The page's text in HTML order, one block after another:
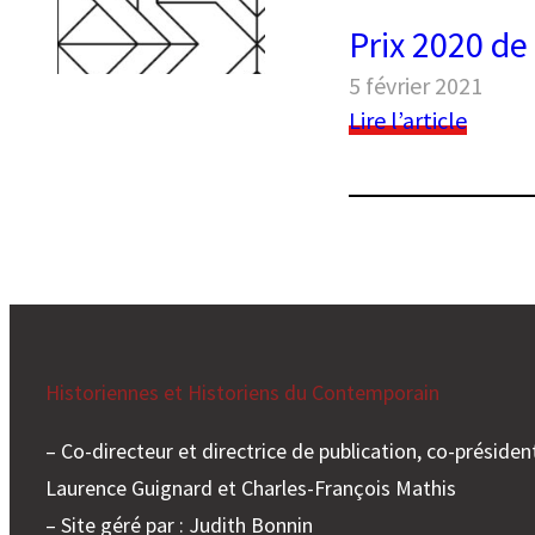
Prix 2020
5 février 2021
Lire l’article:
de
Historiennes et Historiens du Contemporain
– Co-directeur et directrice de publication, co-
Laurence Guignard et Charles-François Mathis
– Site géré par : Judith Bonnin